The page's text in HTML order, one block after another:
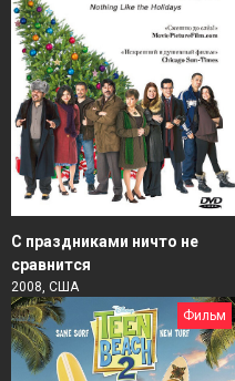
С праздниками ничто не
сравнится
2008, США
Фильм